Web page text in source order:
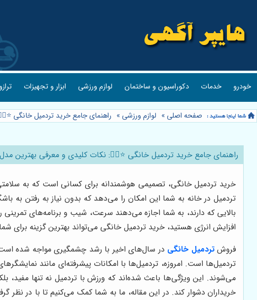
خودرو خدمات دکوراسیون و ساختمان لوازم ورزشی ابزار و تجهیزات ترازو
صفحه اصلی » لوازم ورزشی » راهنمای جامع خرید تردمیل خانگی
راهنمای جامع خرید تردمیل خانگی ⭐️🏃‍♀️: نکات کلیدی و معرفی بهترین
خرید تردمیل خانگی، تصمیمی هوشمندانه برای کسانی است که به
تردمیل در خانه به شما این امکان را می‌دهد که بدون نیاز به رفتن به
بالایی که دارند، به شما اجازه می‌دهند سرعت، شیب و برنامه‌های
افزایش انرژی هستید، خرید تردمیل خانگی می‌تواند بهترین گزینه برای
فروشتردمیل خانگی در سال‌های اخیر با رشد چشمگیری مواجه شده
تردمیل‌ها است. امروزه، تردمیل‌ها با امکانات پیشرفته‌ای مانند
می‌شوند. این ویژگی‌ها باعث شده‌اند که ورزش با تردمیل نه تنها مفید،
خریداران دشوار کند. در این مقاله، ما به شما کمک می‌کنیم تا با در